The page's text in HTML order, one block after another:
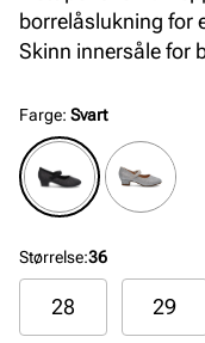
borrelåslukning for
Skinn innersåle for
Farge: Svart
Størrelse:36
28 29